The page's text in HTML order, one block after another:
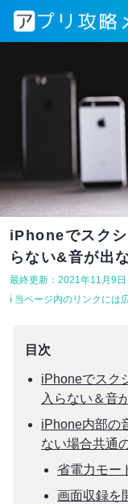
iPhoneでスク
らない&音が出
最終更新：2021年11月9日
ℹ︎ 当ページ内のリンクには
目次
iPhoneでスク
入らない＆音
iPhone内部の
ない場合共通
省電力モー
画面収録を